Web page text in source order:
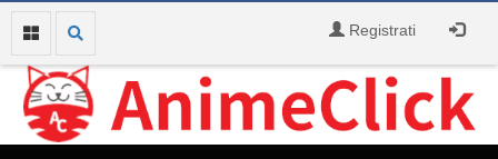
Registrati